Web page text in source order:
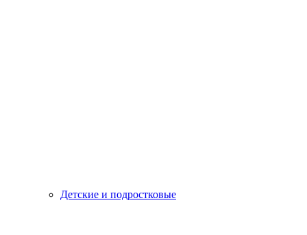
Детские и подростковые